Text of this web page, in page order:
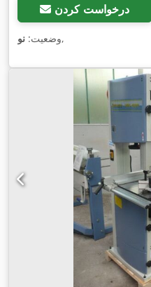
درخواست کردن
وضعیت: نو ,